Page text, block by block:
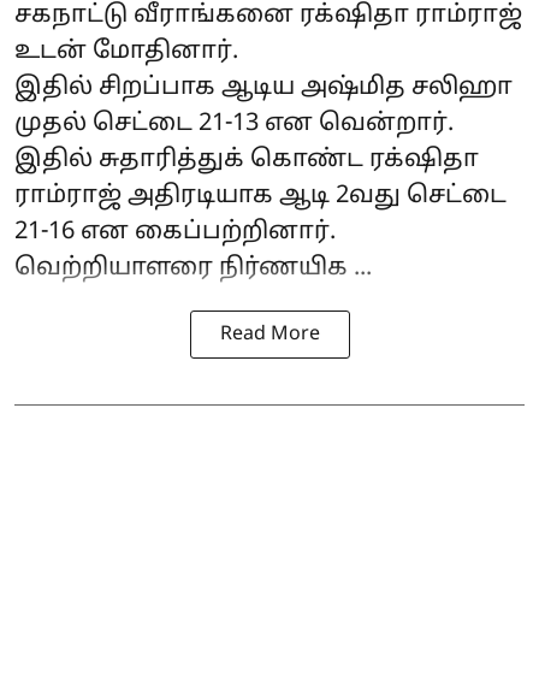
சகநாட்டு வீராங்கனை ரக்‌ஷிதா ராம்ராஜ்
உடன் மோதினார்.
இதில் சிறப்பாக ஆடிய அஷ்மித சலிஹா
முதல் செட்டை 21-13 என வென்றார்.
இதில் சுதாரித்துக் கொண்ட ரக்‌ஷிதா
ராம்ராஜ் அதிரடியாக ஆடி 2வது செட்டை
21-16 என கைப்பற்றினார்.
வெற்றியாளரை நிர்ணயிக ...
Read More